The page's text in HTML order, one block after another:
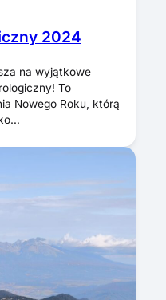
2024
na wyjątkowe
To
Nowego Roku, którą